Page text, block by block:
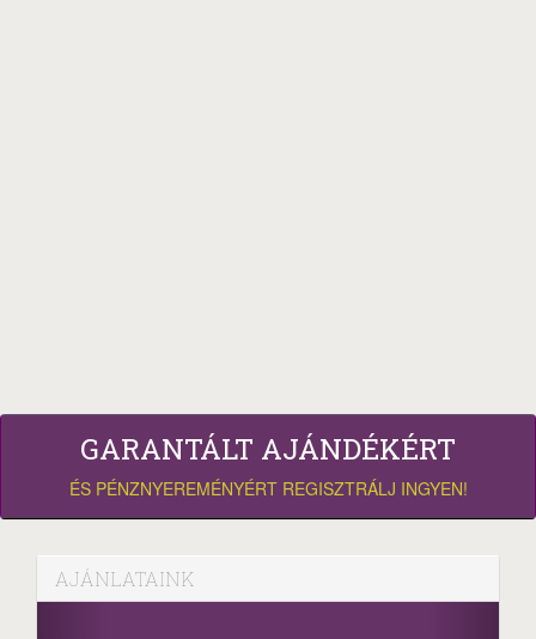
GARANTÁLT AJÁNDÉKÉRT
ÉS PÉNZNYEREMÉNYÉRT REGISZTRÁLJ INGYEN!
AJÁNLATAINK